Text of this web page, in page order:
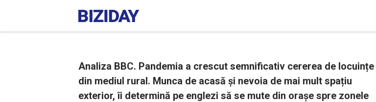
Analiza BBC. Pandemia a crescut semnificativ cererea de locuințe
din mediul rural. Munca de acasă și nevoia de mai mult spațiu
exterior, îi determină pe englezi să se mute din orașe spre zonele